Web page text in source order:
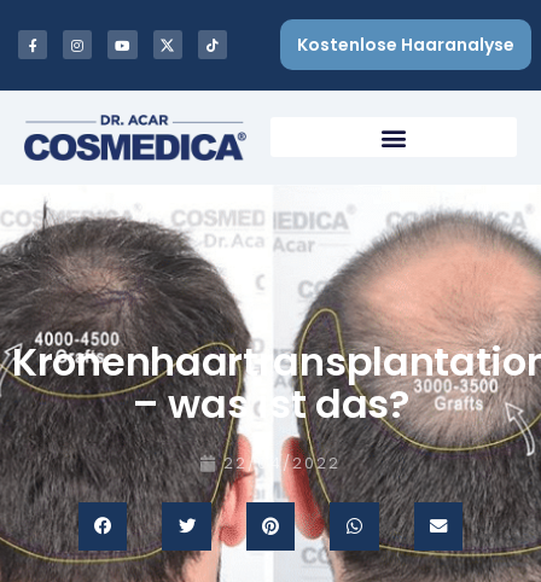
Kostenlose Haaranalyse
– was ist das?
22/04/2022